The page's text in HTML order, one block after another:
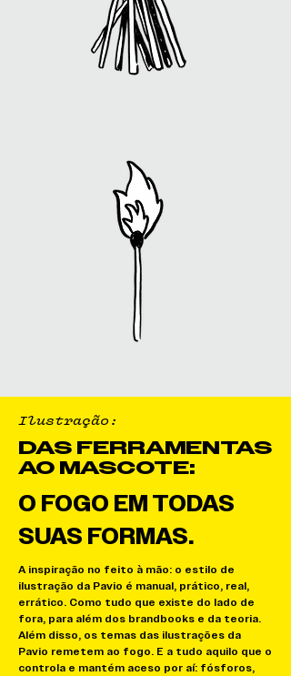
Ilustração:
DAS FERRAMENTAS
AO MASCOTE:
O FOGO EM TODAS
SUAS FORMAS.
A inspiração no feito à mão: o estilo de
ilustração da Pavio é manual, prático, real,
errático. Como tudo que existe do lado de
fora, para além dos brandbooks e da teoria.
Além disso, os temas das ilustrações da
Pavio remetem ao fogo. E a tudo aquilo que o
controla e mantém aceso por aí: fósforos,